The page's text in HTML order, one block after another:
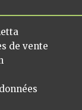
de vente